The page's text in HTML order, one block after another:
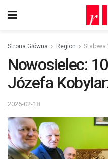
Strona Główna Region Stalowa
Nowosielec:
Józefa
2026-02-18